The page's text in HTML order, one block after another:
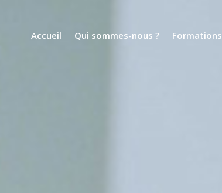
Accueil Qui sommes-nous ? Formations